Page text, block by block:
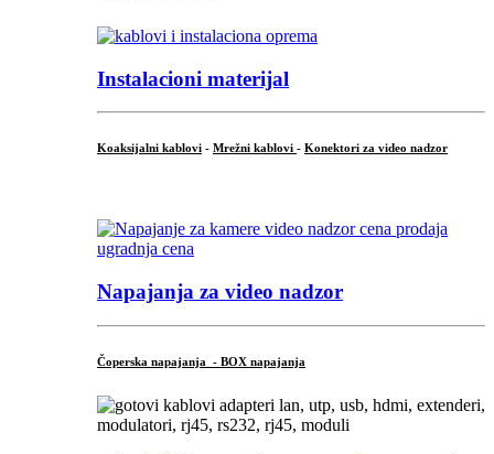
Instalacioni materijal
Koaksijalni kablovi - Mrežni kablovi - Konektori za video nadzor
Napajanja za video nadzor
Čoperska napajanja - BOX napajanja